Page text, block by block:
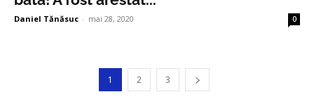
Daniel Tănăsuc - mai 28, 2020 0
1 2 3